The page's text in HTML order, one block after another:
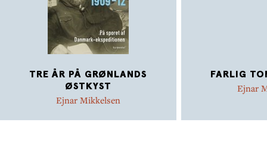
TRE ÅR PÅ GRØNLANDS
ØSTKYST
Ejnar Mikkelsen
FARLIG
Ejnar